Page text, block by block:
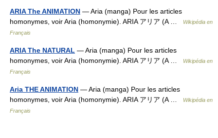
ARIA The ANIMATION — Aria (manga) Pour les articles
homonymes, voir Aria (homonymie). ARIA アリア (A …
Wikipédia en
Français
ARIA The NATURAL — Aria (manga) Pour les articles
homonymes, voir Aria (homonymie). ARIA アリア (A …
Wikipédia en
Français
Aria THE ANIMATION — Aria (manga) Pour les articles
homonymes, voir Aria (homonymie). ARIA アリア (A …
Wikipédia en
Français